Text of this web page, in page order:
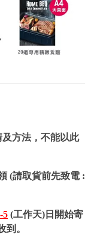
方法，不能以此
(請取貨前先致電 :
5 (工作天)日開始寄
到。